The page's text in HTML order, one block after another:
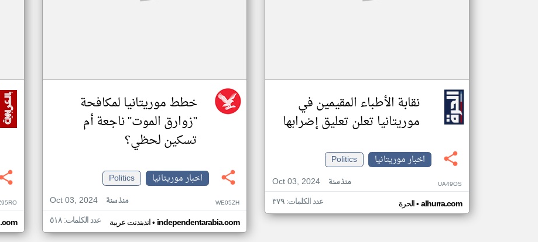
نقابة الأطباء المقيمين في
موريتانيا تعلن تعليق إضرابها
اخبار موريتانيا
Politics
Oct 03, 2024
منذ سنة UA49OS
الحرة• alhurra.com عدد الكلمات: ٣٧٩
خطط موريتانيا لمكافحة
"زوارق الموت" ناجعة أم
تسكين لحظي؟
اخبار موريتانيا
Politics
Oct 03, 2024
منذ سنة WE05ZH
اندبندنت عربية• independentarabia.com عدد الكلمات: ٥١٨